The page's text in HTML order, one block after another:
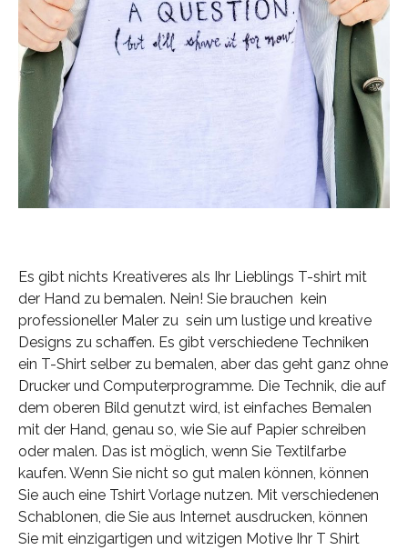
Es gibt nichts Kreativeres als Ihr Lieblings T-shirt mit
der Hand zu bemalen. Nein! Sie brauchen kein
professioneller Maler zu sein um lustige und kreative
Designs zu schaffen. Es gibt verschiedene Techniken
ein T-Shirt selber zu bemalen, aber das geht ganz ohne
Drucker und Computerprogramme. Die Technik, die auf
dem oberen Bild genutzt wird, ist einfaches Bemalen
mit der Hand, genau so, wie Sie auf Papier schreiben
oder malen. Das ist möglich, wenn Sie Textilfarbe
kaufen. Wenn Sie nicht so gut malen können, können
Sie auch eine Tshirt Vorlage nutzen. Mit verschiedenen
Schablonen, die Sie aus Internet ausdrucken, können
Sie mit einzigartigen und witzigen Motive Ihr T Shirt